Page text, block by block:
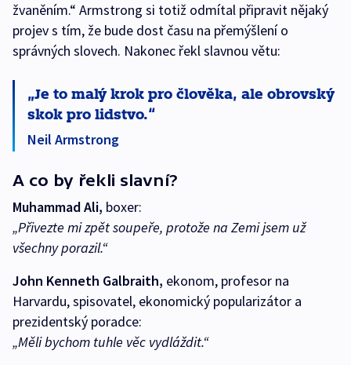
žvaněním.“ Armstrong si totiž odmítal připravit nějaký
projev s tím, že bude dost času na přemýšlení o
správných slovech. Nakonec řekl slavnou větu:
Je to malý krok pro člověka, ale obrovský
skok pro lidstvo.
Neil Armstrong
A co by řekli slavní?
Muhammad Ali, boxer:
„Přivezte mi zpět soupeře, protože na Zemi jsem už
všechny porazil.“
John Kenneth Galbraith, ekonom, profesor na
Harvardu, spisovatel, ekonomický popularizátor a
prezidentský poradce:
„Měli bychom tuhle věc vydláždit.“